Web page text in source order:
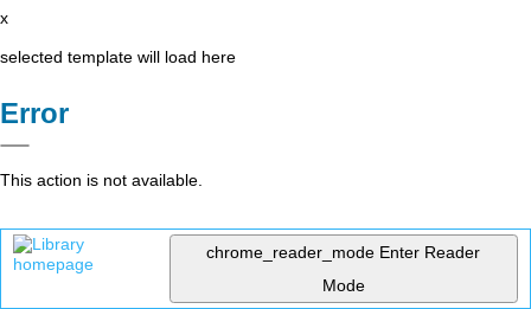
x
selected template will load here
Error
This action is not available.
chrome_reader_mode Enter Reader
Mode